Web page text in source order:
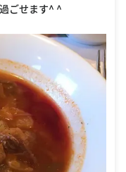
ごせます^ ^